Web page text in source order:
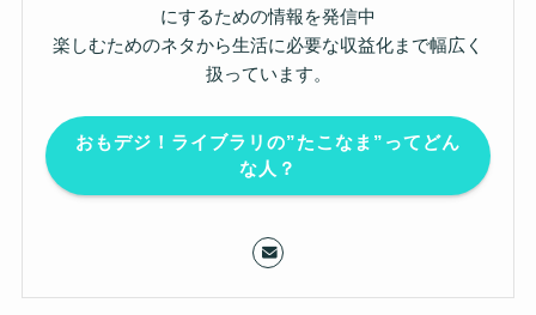
にするための情報を発信中
楽しむためのネタから生活に必要な収益化まで幅広く
扱っています。
おもデジ！ライブラリの”たこなま”ってどん
な人？